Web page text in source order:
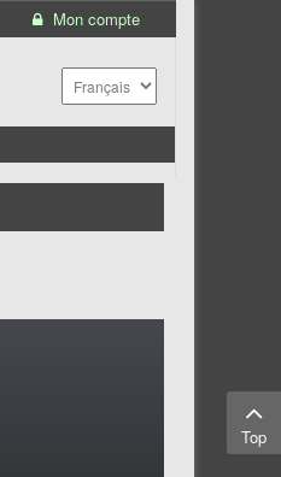
Mon compte
Top